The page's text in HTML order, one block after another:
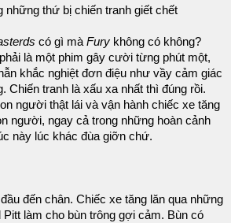
những thứ bị chiến tranh giết chết
có gì mà Fury không có không?
là một phim gây cười từng phút một,
khắc nghiệt đơn điệu như vầy cảm giác
Chiến tranh là xấu xa nhất thì đúng rồi.
người thật lái và vận hành chiếc xe tăng
người, ngay cả trong những hoàn cảnh
này lúc khác đùa giỡn chứ.
đến chân. Chiếc xe tăng lăn qua những
Pitt làm cho bùn trông gợi cảm. Bùn có